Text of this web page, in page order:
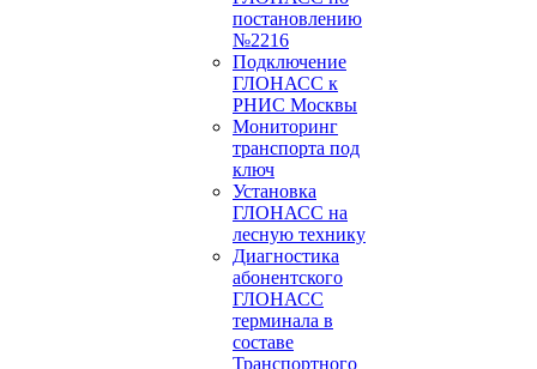
постановлению
№2216
Подключение
ГЛОНАСС к
РНИС Москвы
Мониторинг
транспорта под
ключ
Установка
ГЛОНАСС на
лесную технику
Диагностика
абонентского
ГЛОНАСС
терминала в
составе
Транспортного